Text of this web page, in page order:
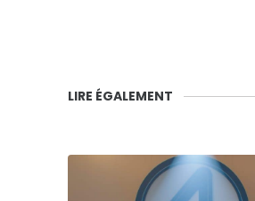
LIRE ÉGALEMENT